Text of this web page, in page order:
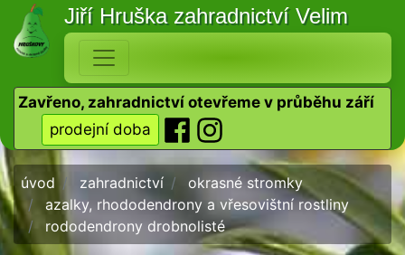
Jiří Hruška zahradnictví Velim
Zavřeno, zahradnictví otevřeme v průběhu září
prodejní doba
úvod zahradnictví
okrasné stromky
azalky, rhododendrony a vřesovištní rostliny
rododendrony drobnolisté